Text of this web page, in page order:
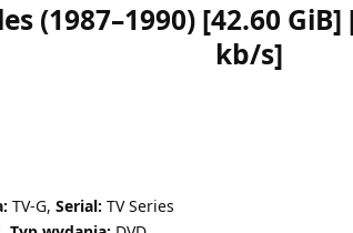
(1987–1990) [42.60
kb/s]
TV-G, Serial: TV Series